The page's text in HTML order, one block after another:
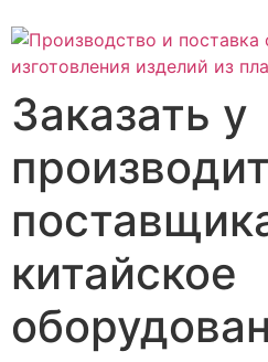
Заказать у
китайское